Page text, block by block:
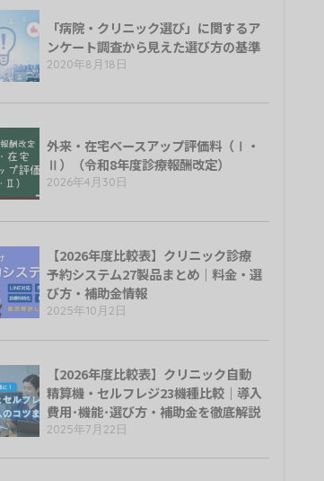
「病院・クリニック選び」に関するア
ンケート調査から見えた選び方の基準
2020年8月18日
外来・在宅ベースアップ評価料（Ⅰ・
Ⅱ）（令和8年度診療報酬改定）
2026年4月30日
【2026年度比較表】クリニック診療
予約システム27製品まとめ｜料金・選
び方・補助金情報
2025年10月2日
【2026年度比較表】クリニック自動
精算機・セルフレジ23機種比較｜導入
費用･機能･選び方・補助金を徹底解説
2025年7月22日